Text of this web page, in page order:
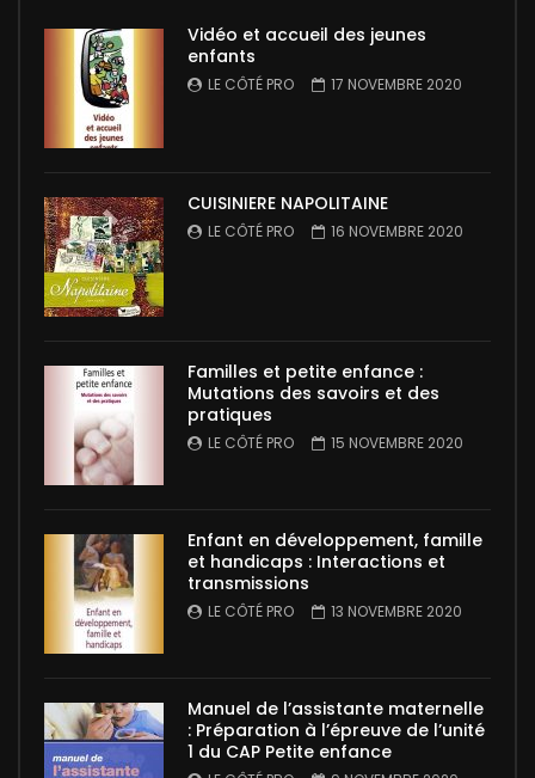
Vidéo et accueil des jeunes
enfants
LE CÔTÉ PRO 17 NOVEMBRE 2020
CUISINIERE NAPOLITAINE
LE CÔTÉ PRO 16 NOVEMBRE 2020
Familles et petite enfance :
Mutations des savoirs et des
pratiques
LE CÔTÉ PRO 15 NOVEMBRE 2020
Enfant en développement, famille
et handicaps : Interactions et
transmissions
LE CÔTÉ PRO 13 NOVEMBRE 2020
Manuel de l’assistante maternelle
: Préparation à l’épreuve de l’unité
1 du CAP Petite enfance